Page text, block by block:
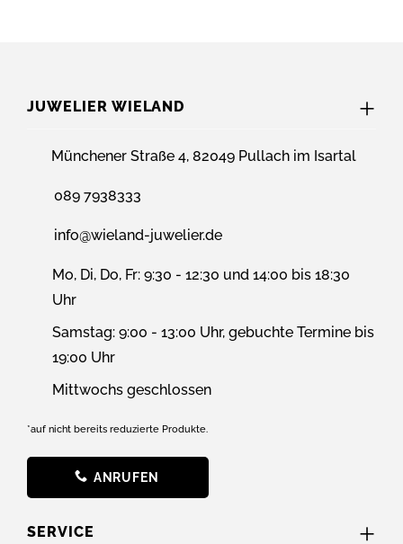
JUWELIER WIELAND
Münchener Straße 4, 82049 Pullach im Isartal
089 7938333
info@wieland-juwelier.de
Mo, Di, Do, Fr: 9:30 - 12:30 und 14:00 bis 18:30
Uhr
Samstag: 9:00 - 13:00 Uhr, gebuchte Termine bis
19:00 Uhr
Mittwochs geschlossen
*auf nicht bereits reduzierte Produkte.
ANRUFEN
SERVICE